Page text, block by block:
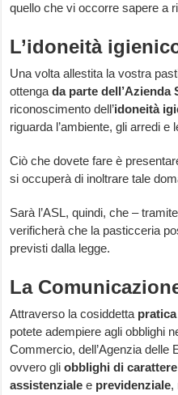
quello che vi occorre sapere a
L’idoneità
Una volta allestita la vostra
ottengada parte dell’Azienda
riconoscimento dell’idoneità
riguarda l’ambiente, gli arredi e
Ciò che dovete fare è
si occuperà di inoltrare tale
Sarà l’ASL, quindi, che –
verificherà che la pasticceria
previsti dalla legge.
La
Attraverso la cosiddetta
potete adempiere agli obblighi
Commercio, dell’Agenzia delle
ovvero gli obblighi di carattere
assistenzialee previdenziale,